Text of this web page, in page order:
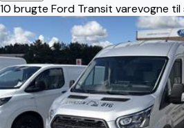
10 brugte Ford Transit varevogne til